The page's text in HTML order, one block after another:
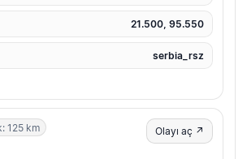
21.500, 95.550
serbia_rsz
125 km Olayı aç ↗